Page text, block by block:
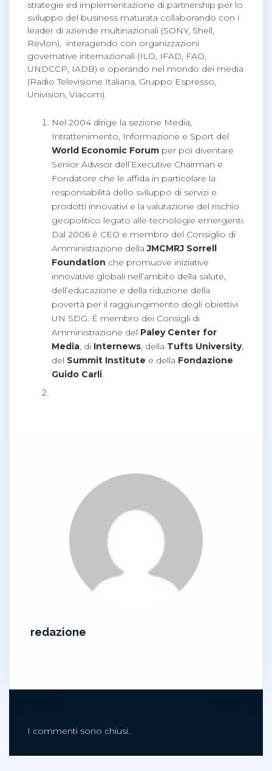
strategie ed implementazione di partnership per lo
sviluppo del business maturata collaborando con i
leader di aziende multinazionali (SONY, Shell,
Revlon), interagendo con organizzazioni
governative internazionali (ILO, IFAD, FAO,
UNDCCP, IADB) e operando nel mondo dei media
(Radio Televisione Italiana, Gruppo Espresso,
Univision, Viacom).
Nel 2004 dirige la sezione Media,
Intrattenimento, Informazione e Sport del
World Economic Forum per poi diventare
Senior Advisor dell’Executive Chairman e
Fondatore che le affida in particolare la
responsabilità dello sviluppo di servizi e
prodotti innovativi e la valutazione del rischio
geopolitico legato alle tecnologie emergenti.
Dal 2006 è CEO e membro del Consiglio di
Amministrazione dellaJMCMRJ Sorrell
Foundation che promuove iniziative
innovative globali nell’ambito della salute,
dell’educazione e della riduzione della
povertà per il raggiungimento degli obiettivi
UN SDG. È membro dei Consigli di
Amministrazione del Paley Center for
Media, di Internews, della Tufts University,
del Summit Institute e della Fondazione
Guido Carli.
redazione
I commenti sono chiusi.